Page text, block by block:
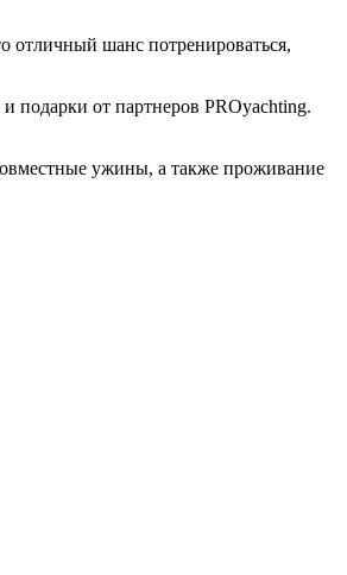
отличный шанс потренироваться,
подарки от партнеров PROyachting.
ужины, а также проживание